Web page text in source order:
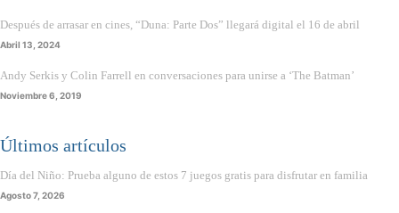
Después de arrasar en cines, “Duna: Parte Dos” llegará digital el 16 de abril
Abril 13, 2024
Andy Serkis y Colin Farrell en conversaciones para unirse a ‘The Batman’
Noviembre 6, 2019
Últimos artículos
Día del Niño: Prueba alguno de estos 7 juegos gratis para disfrutar en familia
Agosto 7, 2026